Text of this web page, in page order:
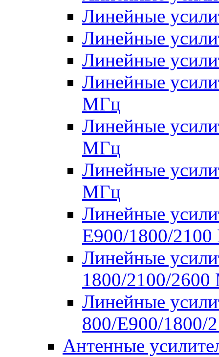
Линейные
Линейные
Линейные
Линейные
МГц
Линейные
МГц
Линейные
МГц
Линейные
E900/1800/
Линейные
1800/2100/
Линейные
800/E900/
Антенные